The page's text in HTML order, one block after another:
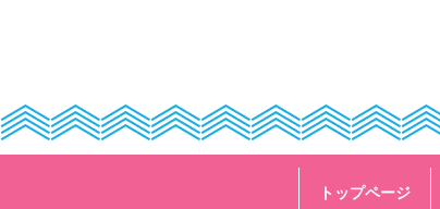
へ
ス
ョ
ン
トップページ